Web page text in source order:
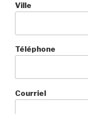
Ville
Téléphone
Courriel